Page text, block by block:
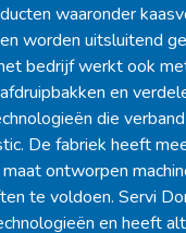
waaronder
worden uitsluitend
bedrijf werkt ook
en
die
De fabriek heeft
ontworpen
te voldoen. Servi
en heeft